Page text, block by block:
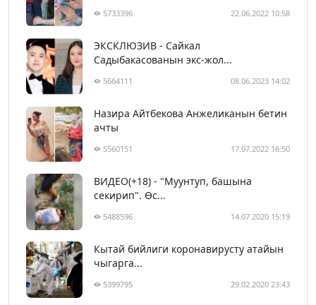
5733396 22.06.2022 10:58
ЭКСКЛЮЗИВ - Сайкал
Садыбакасованын экс-жол...
5664111 08.06.2023 14:02
Назира Айтбекова Анжеликанын бетин
ачты
5560151 17.07.2022 16:50
ВИДЕО(+18) - "Муунтуп, башына
секирип". Өс...
5488596 14.07.2020 15:19
Кытай бийлиги коронавирусту атайын
чыгарга...
5399795 29.02.2020 23:43